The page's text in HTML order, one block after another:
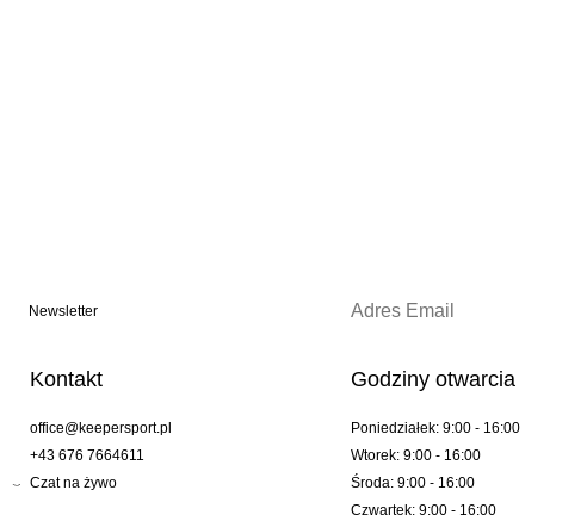
Newsletter
Kontakt
office@keepersport.pl
+43 676 7664611
Czat na żywo
Godziny otwarcia
Poniedziałek: 9:00 - 16:00
Wtorek: 9:00 - 16:00
Środa: 9:00 - 16:00
Czwartek: 9:00 - 16:00